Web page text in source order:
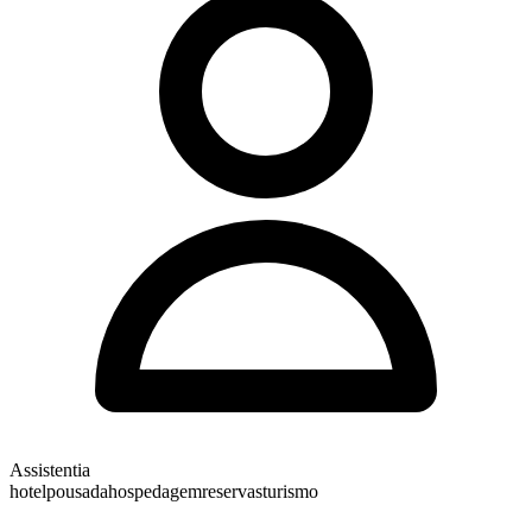
Assistentia
hotelpousadahospedagemreservasturismo